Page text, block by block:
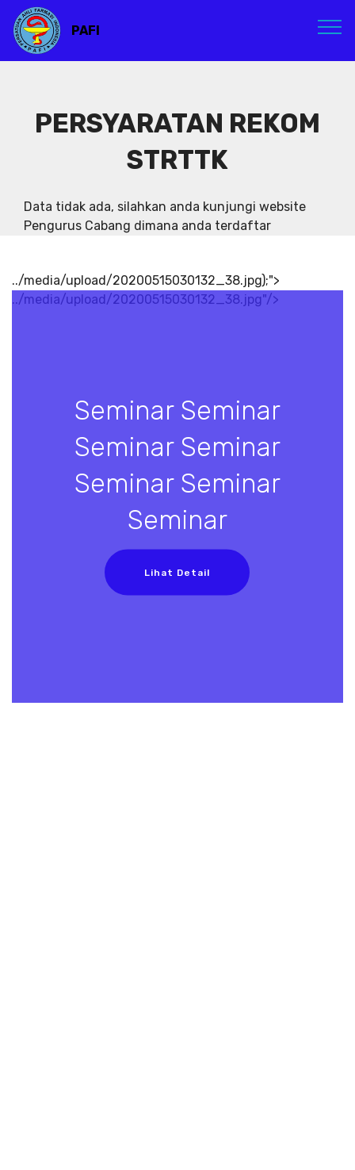
PAFI
PERSYARATAN REKOM
STRTTK
Data tidak ada, silahkan anda kunjungi website
Pengurus Cabang dimana anda terdaftar
../media/upload/20200515030132_38.jpg);">
../media/upload/20200515030132_38.jpg"/>
Seminar Seminar
Seminar Seminar
Seminar Seminar
Seminar
Lihat Detail